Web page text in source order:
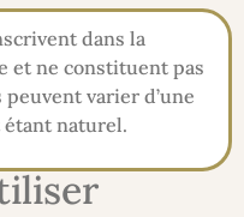
dans la
et ne constituent pas
varier d’une
étant naturel.